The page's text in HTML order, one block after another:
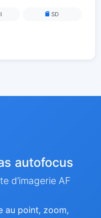
SD
autofocus
d’imagerie AF
au point, zoom,